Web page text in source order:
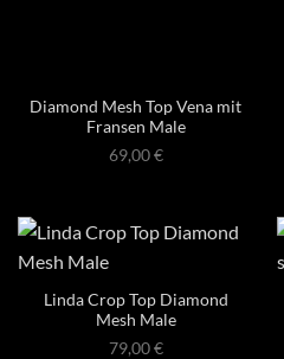
Diamond Mesh Top Vena mit
Fransen Male
69,00€
Linda Crop Top Diamond
Mesh Male
79,00€